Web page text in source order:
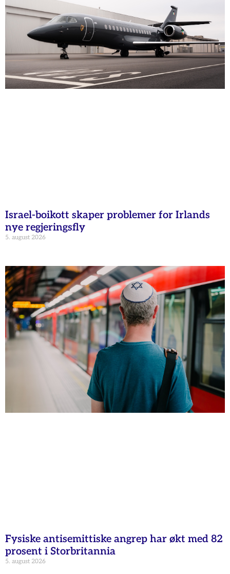
Israel-boikott skaper problemer for Irlands
nye regjeringsfly
5. august 2026
Fysiske antisemittiske angrep har økt med 82
prosent i Storbritannia
5. august 2026